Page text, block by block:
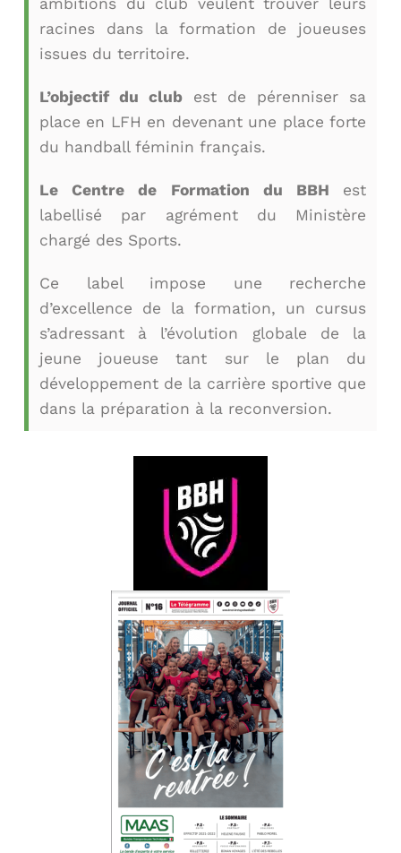
ambitions du club veulent trouver leurs
racines dans la formation de joueuses
issues du territoire.
L’objectif du club est de pérenniser sa
place en LFH en devenant une place forte
du handball féminin français.
Le Centre de Formation du BBH est
labellisé par agrément du Ministère
chargé des Sports.
Ce label impose une recherche
d’excellence de la formation, un cursus
s’adressant à l’évolution globale de la
jeune joueuse tant sur le plan du
développement de la carrière sportive que
dans la préparation à la reconversion.